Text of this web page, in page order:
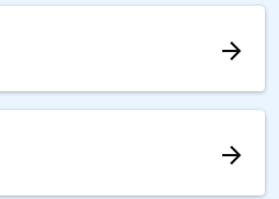
arrow_forward
arrow_forward